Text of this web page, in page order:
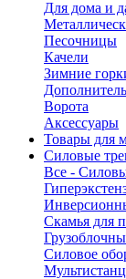
Для дома и
Песочницы
Качели
Зимние
Ворота
Аксессуары
Товары для
Силовые
Все -
Скамья для
Силовое